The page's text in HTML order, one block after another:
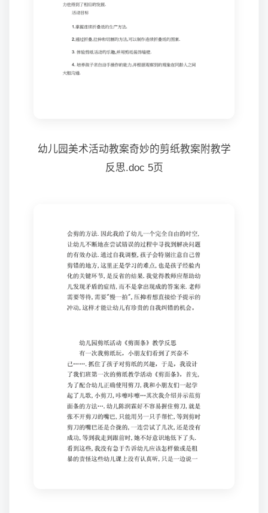
幼儿园美术活动教案奇妙的剪纸教案附教学
反思.doc 5页